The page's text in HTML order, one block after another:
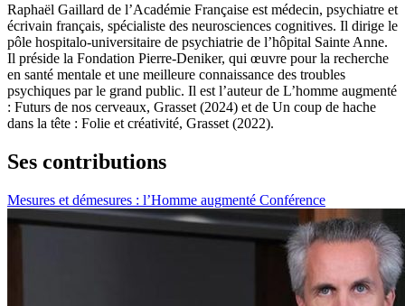
Raphaël Gaillard de l’Académie Française est médecin, psychiatre et
écrivain français, spécialiste des neurosciences cognitives. Il dirige le
pôle hospitalo-universitaire de psychiatrie de l’hôpital Sainte Anne.
Il préside la Fondation Pierre-Deniker, qui œuvre pour la recherche
en santé mentale et une meilleure connaissance des troubles
psychiques par le grand public. Il est l’auteur de L’homme augmenté
: Futurs de nos cerveaux, Grasset (2024) et de Un coup de hache
dans la tête : Folie et créativité, Grasset (2022).
Ses contributions
Mesures et démesures : l’Homme augmenté Conférence